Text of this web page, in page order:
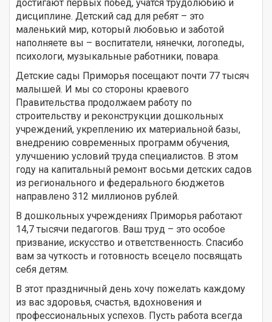
достигают первых побед, учатся трудолюбию и
дисциплине. Детский сад для ребят – это
маленький мир, который любовью и заботой
наполняете вы – воспитатели, нянечки, логопеды,
психологи, музыкальные работники, повара.
Детские сады Приморья посещают почти 77 тысяч
малышей. И мы со стороны краевого
Правительства продолжаем работу по
строительству и реконструкции дошкольных
учреждений, укреплению их материальной базы,
внедрению современных программ обучения,
улучшению условий труда специалистов. В этом
году на капитальный ремонт восьми детских садов
из регионального и федерального бюджетов
направлено 312 миллионов рублей.
В дошкольных учреждениях Приморья работают
14,7 тысячи педагогов. Ваш труд – это особое
призвание, искусство и ответственность. Спасибо
вам за чуткость и готовность всецело посвящать
себя детям.
В этот праздничный день хочу пожелать каждому
из вас здоровья, счастья, вдохновения и
профессиональных успехов. Пусть работа всегда